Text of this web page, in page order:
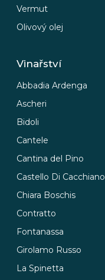
Vermut
Olivový olej
Vinařství
Abbadia Ardenga
Ascheri
Bidoli
Cantele
Cantina del Pino
Castello Di Cacchiano
Chiara Boschis
Contratto
Fontanassa
Girolamo Russo
La Spinetta